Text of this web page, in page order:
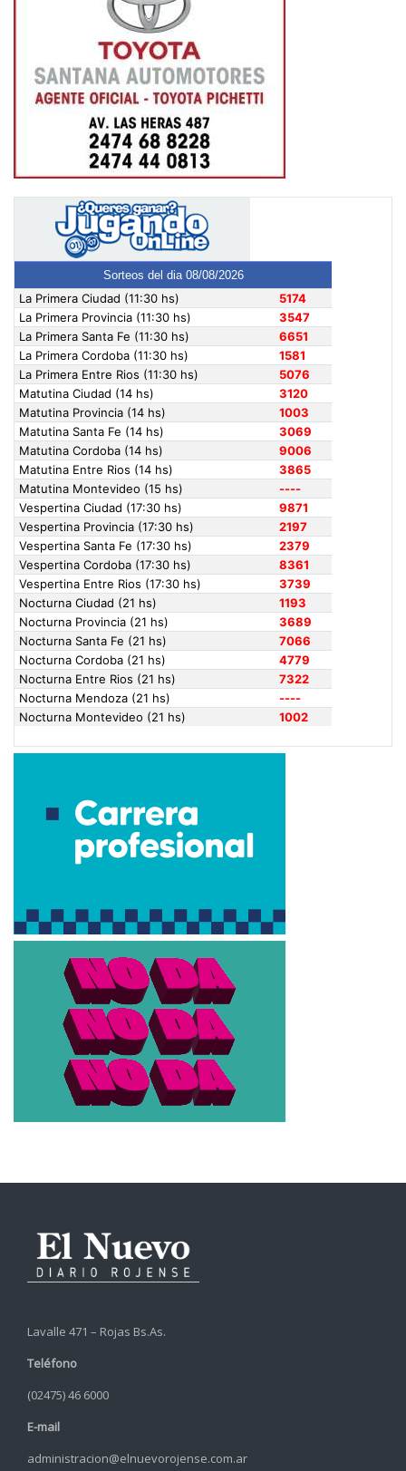
Lavalle 471 – Rojas Bs.As.
Teléfono
(02475) 46 6000
E-mail
administracion@elnuevorojense.com.ar